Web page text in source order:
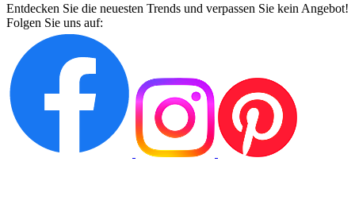
Entdecken Sie die neuesten Trends und verpassen Sie kein Angebot!
Folgen Sie uns auf: